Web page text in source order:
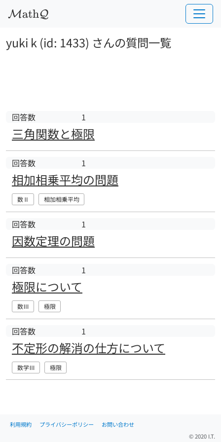
MathQ
yuki k (id: 1433) さんの質問一覧
回答数 1
三角関数と極限
回答数 1
相加相乗平均の問題
数Ⅱ 相加相乗平均
回答数 1
因数定理の問題
回答数 1
極限について
数Ⅲ 極限
回答数 1
不定形の解消の仕方について
数学Ⅲ 極限
利用規約 プライバシーポリシー
お問い合わせ
© 2020 I.T.